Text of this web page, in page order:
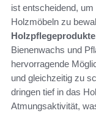
ist entscheidend,
Holzmöbeln zu
Holzpflegeprodukte
Bienenwachs und
hervorragende
und gleichzeitig zu
dringen tief in das
Atmungsaktivität,